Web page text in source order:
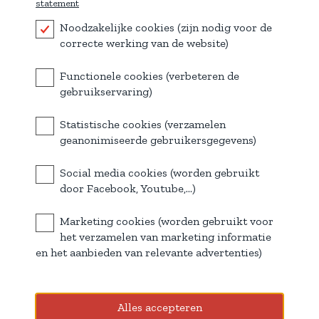
Kongostraat 33
8520 Kuurne
BTW: BE0507719378
Cookies
Jarenlange ervaring
statement
Noodzakelijke cookies (zijn nodig voor de
correcte werking van de website)
Functionele cookies (verbeteren de
gebruikservaring)
Statistische cookies (verzamelen
geanonimiseerde gebruikersgegevens)
Social media cookies (worden gebruikt
door Facebook, Youtube,...)
Marketing cookies (worden gebruikt voor
het verzamelen van marketing informatie
en het aanbieden van relevante advertenties)